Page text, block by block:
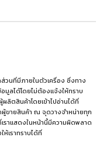
วนที่มีภายในตัวเครื่อง ซึ่งทาง
มูลได้โดยไม่ต้องแจ้งให้ทราบ
ลิตสินค้าโดยเข้าไปอ่านได้ที่
ผู้ขายสินค้า ณ จุดวางจำหน่ายทุก
ราแสดงในหน้านี้มีความผิดพลาด
เราทราบได้ที่